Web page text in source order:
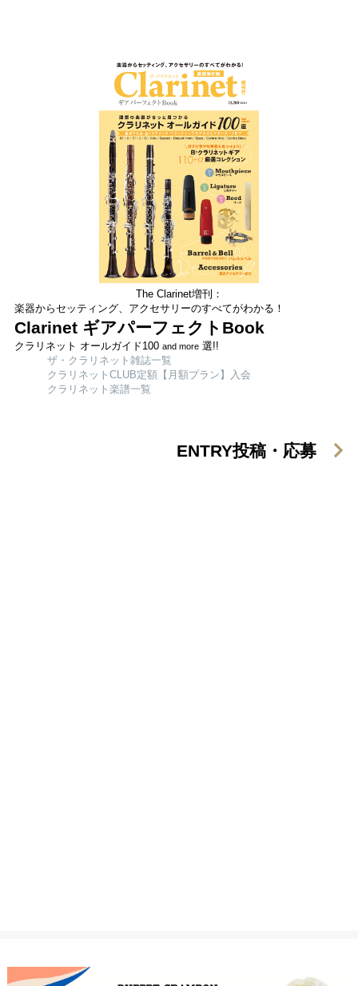
The Clarinet増刊：
楽器からセッティング、アクセサリーのすべてがわかる！
Clarinet ギアパーフェクトBook
クラリネット オールガイド100 and more選!!
ザ・クラリネット雑誌一覧
クラリネットCLUB定額【月額プラン】入会
クラリネット楽譜一覧
ENTRY投稿・応募